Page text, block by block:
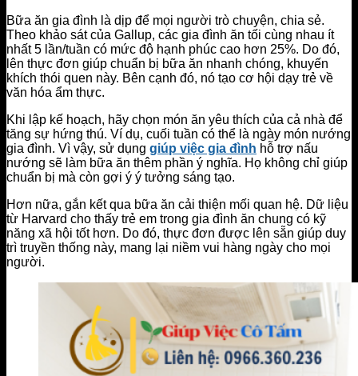
Bữa ăn gia đình là dịp để mọi người trò chuyện, chia sẻ.
Theo khảo sát của Gallup, các gia đình ăn tối cùng nhau ít
nhất 5 lần/tuần có mức độ hạnh phúc cao hơn 25%. Do đó,
lên thực đơn giúp chuẩn bị bữa ăn nhanh chóng, khuyến
khích thói quen này. Bên cạnh đó, nó tạo cơ hội dạy trẻ về
văn hóa ẩm thực.
Khi lập kế hoạch, hãy chọn món ăn yêu thích của cả nhà để
tăng sự hứng thú. Ví dụ, cuối tuần có thể là ngày món nướng
gia đình. Vì vậy, sử dụng giúp việc gia đình hỗ trợ nấu
nướng sẽ làm bữa ăn thêm phần ý nghĩa. Họ không chỉ giúp
chuẩn bị mà còn gợi ý ý tưởng sáng tạo.
Hơn nữa, gắn kết qua bữa ăn cải thiện mối quan hệ. Dữ liệu
từ Harvard cho thấy trẻ em trong gia đình ăn chung có kỹ
năng xã hội tốt hơn. Do đó, thực đơn được lên sẵn giúp duy
trì truyền thống này, mang lại niềm vui hàng ngày cho mọi
người.